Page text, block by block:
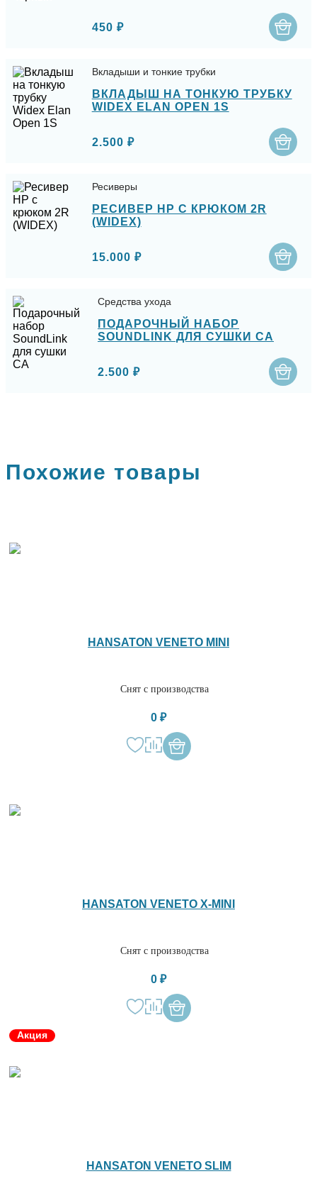
450 ₽
Вкладыши и тонкие трубки
ВКЛАДЫШ НА ТОНКУЮ ТРУБКУ
WIDEX ELAN OPEN 1S
2.500 ₽
Ресиверы
РЕСИВЕР HP С КРЮКОМ 2R
(WIDEX)
15.000 ₽
Средства ухода
ПОДАРОЧНЫЙ НАБОР
SOUNDLINK ДЛЯ СУШКИ СА
2.500 ₽
Похожие товары
HANSATON VENETO MINI
Снят с производства
0 ₽
HANSATON VENETO X-MINI
Снят с производства
0 ₽
Акция
HANSATON VENETO SLIM